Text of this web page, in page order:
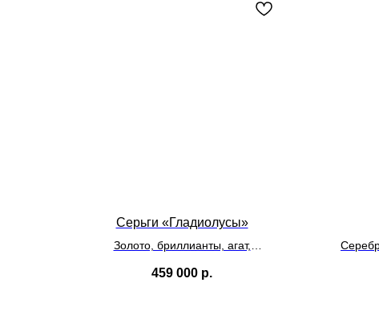
Серьги «Гладиолусы»
Золото, бриллианты, агат,
консолит, песчаник)
459 000 р.